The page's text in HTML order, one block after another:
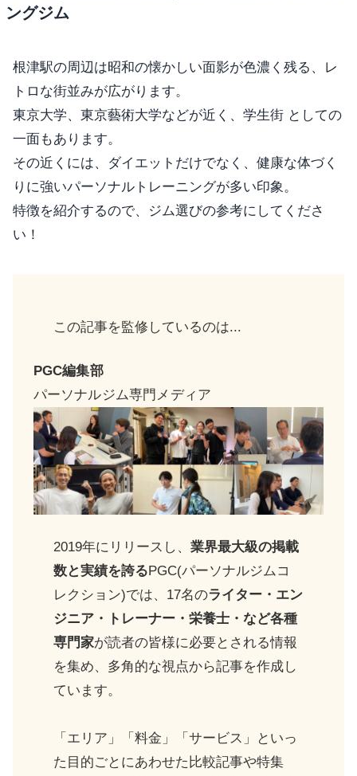
ングジム
根津駅の周辺は昭和の懐かしい面影が色濃く残る、レ
トロな街並みが広がります。
東京大学、東京藝術大学などが近く、学生街 としての
一面もあります。
その近くには、ダイエットだけでなく、健康な体づく
りに強いパーソナルトレーニングが多い印象。
特徴を紹介するので、ジム選びの参考にしてくださ
い！
この記事を監修しているのは...
PGC編集部
パーソナルジム専門メディア
2019年にリリースし、業界最大級の掲載
数と実績を誇るPGC(パーソナルジムコ
レクション)では、17名のライター・エン
ジニア・トレーナー・栄養士・など各種
専門家が読者の皆様に必要とされる情報
を集め、多角的な視点から記事を作成し
ています。
「エリア」「料金」「サービス」といっ
た目的ごとにあわせた比較記事や特集